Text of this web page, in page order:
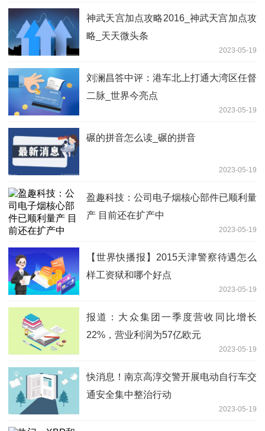
神武天宫加点攻略2016_神武天宫加点攻
略_天天微头条
2023-05-19
刘澜昌答中评：港车北上打通大湾区任督
二脉_世界今亮点
2023-05-19
碾的拼音怎么读_碾的拼音
2023-05-19
盈趣科技：公司电子烟核心部件已顺利量
产 目前还在扩产中
2023-05-19
【世界快播报】2015天津警察待遇怎么
样工资狱和哪个好点
2023-05-19
报道：大众集团一季度营收同比增长
22%，营业利润为57亿欧元
2023-05-19
快消息！南京高淳交警开展电动自行车交
通安全集中整治行动
2023-05-19